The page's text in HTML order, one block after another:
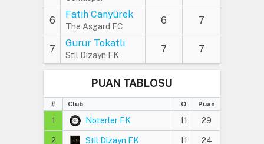
6
Fatih Canyürek
The Asgard FC
6 7
7
Gurur Tokatlı
Stil Dizayn FK
7 7
PUAN TABLOSU
# Club O Puan
1 Noterler FK 11 29
2 Stil Dizayn FK 11 24